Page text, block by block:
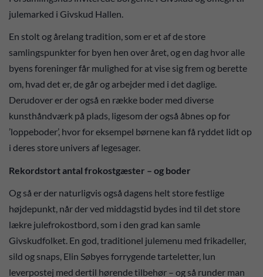
julemarked i Givskud Hallen.
En stolt og årelang tradition, som er et af de store
samlingspunkter for byen hen over året, og en dag hvor alle
byens foreninger får mulighed for at vise sig frem og berette
om, hvad det er, de går og arbejder med i det daglige.
Derudover er der også en række boder med diverse
kunsthåndværk på plads, ligesom der også åbnes op for
’loppeboder’, hvor for eksempel børnene kan få ryddet lidt op
i deres store univers af legesager.
Rekordstort antal frokostgæster – og boder
Og så er der naturligvis også dagens helt store festlige
højdepunkt, når der ved middagstid bydes ind til det store
lækre julefrokostbord, som i den grad kan samle
Givskudfolket. En god, traditionel julemenu med frikadeller,
sild og snaps, Elin Søbyes forrygende tarteletter, lun
leverpostej med dertil hørende tilbehør – og så runder man